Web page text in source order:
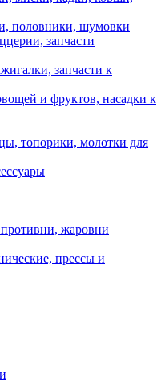
половники, шумовки
запчасти
запчасти к
и фруктов, насадки к
топорики, молотки для
жаровни
прессы и